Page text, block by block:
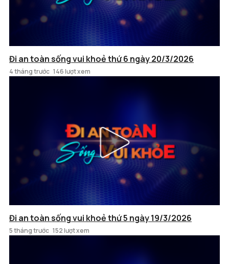
Đi an toàn sống vui khoẻ thứ 6 ngày 20/3/2026
4 tháng trước 146 lượt xem
Đi an toàn sống vui khoẻ thứ 5 ngày 19/3/2026
5 tháng trước 152 lượt xem